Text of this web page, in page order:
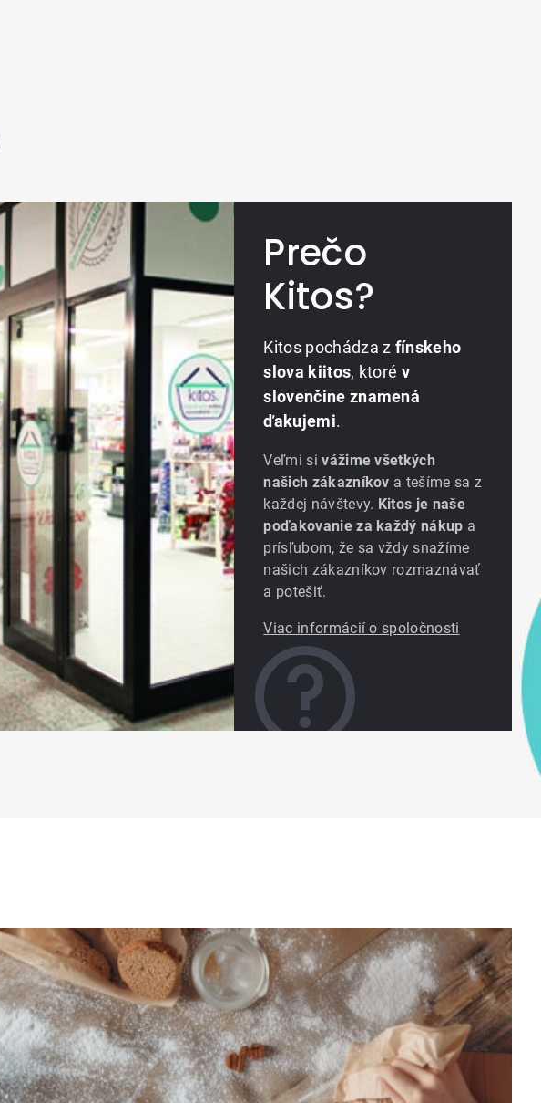
Prečo
Kitos?
Kitos pochádza z fínskeho
slova kiitos, ktoré v
slovenčine znamená
ďakujemi.
Veľmi sivážime všetkých
našich zákazníkov a tešíme sa z
každej návštevy. Kitos je naše
poďakovanie za každý nákup a
prísľubom, že sa vždy snažíme
našich zákazníkov rozmaznávať
a potešiť.
Viac informácií o spoločnosti